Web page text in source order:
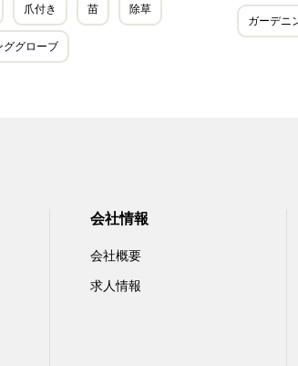
爪付き 苗 除草
ググローブ
ガーデニ
会社情報
会社概要
求人情報